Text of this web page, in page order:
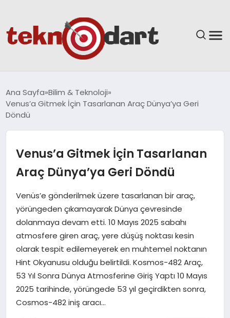
YAŞAM
GÜNDEM
SPOR
EKONOMI
MAGAZIN
Ana Sayfa Bilim & Teknoloji
Venus’a Gitmek İçin Tasarlanan Araç Dünya’ya Geri
Döndü
Venus’a Gitmek İçin Tasarlanan
Araç Dünya’ya Geri Döndü
Venüs’e gönderilmek üzere tasarlanan bir araç,
yörüngeden çıkamayarak Dünya çevresinde
dolanmaya devam etti. 10 Mayıs 2025 sabahı
atmosfere giren araç, yere düşüş noktası kesin
olarak tespit edilemeyerek en muhtemel noktanın
Hint Okyanusu olduğu belirtildi. Kosmos-482 Araç,
53 Yıl Sonra Dünya Atmosferine Giriş Yaptı 10 Mayıs
2025 tarihinde, yörüngede 53 yıl geçirdikten sonra,
Cosmos-482 iniş aracı…